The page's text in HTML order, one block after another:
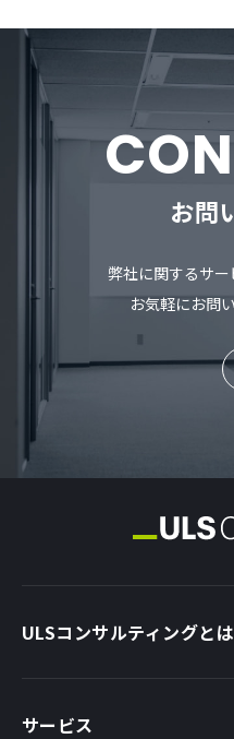
お問
弊社に関するサー
お気軽にお問
ULSコンサルティングとは
サービス